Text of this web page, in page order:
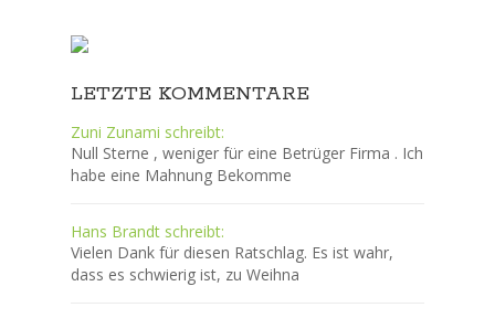
LETZTE KOMMENTARE
Zuni Zunami schreibt:
Null Sterne , weniger für eine Betrüger Firma . Ich
habe eine Mahnung Bekomme
Hans Brandt schreibt:
Vielen Dank für diesen Ratschlag. Es ist wahr,
dass es schwierig ist, zu Weihna